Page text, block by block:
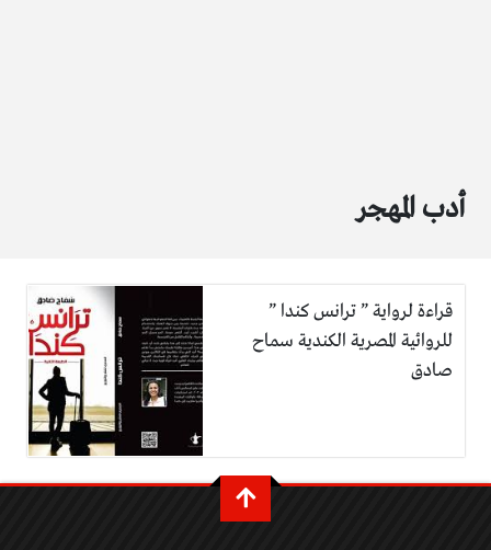
أدب المهجر
قراءة لرواية ” ترانس كندا ”
للروائية المصرية الكندية سماح
صادق